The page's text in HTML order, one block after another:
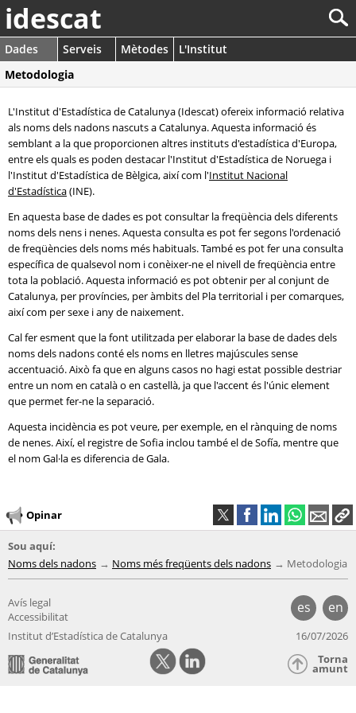
idescat
Dades Serveis Mètodes
L'Institut
Metodologia
L'Institut d'Estadística de Catalunya (Idescat) ofereix informació relativa
als noms dels nadons nascuts a Catalunya. Aquesta informació és
semblant a la que proporcionen altres instituts d'estadística d'Europa,
entre els quals es poden destacar l'Institut d'Estadística de Noruega i
l'Institut d'Estadística de Bèlgica, així com l'Institut Nacional
d'Estadística(INE).
En aquesta base de dades es pot consultar la freqüència dels diferents
noms dels nens i nenes. Aquesta consulta es pot fer segons l'ordenació
de freqüències dels noms més habituals. També es pot fer una consulta
específica de qualsevol nom i conèixer-ne el nivell de freqüència entre
tota la població. Aquesta informació es pot obtenir per al conjunt de
Catalunya, per províncies, per àmbits del Pla territorial i per comarques,
així com per sexe i any de naixement.
Cal fer esment que la font utilitzada per elaborar la base de dades dels
noms dels nadons conté els noms en lletres majúscules sense
accentuació. Això fa que en alguns casos no hagi estat possible destriar
entre un nom en català o en castellà, ja que l'accent és l'únic element
que permet fer-ne la separació.
Aquesta incidència es pot veure, per exemple, en el rànquing de noms
de nenes. Així, el registre de Sofia inclou també el de Sofía, mentre que
el nom Gal·la es diferencia de Gala.
Opinar
Sou aquí:
Noms dels nadons
Noms més freqüents dels nadons Metodologia
es en
Avís legal
Accessibilitat
Institut d’Estadística de Catalunya
16/07/2026
Torna
amunt